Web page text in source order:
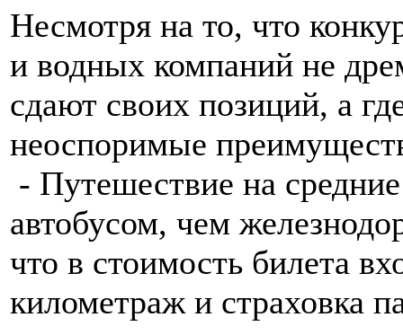
Несмотря на то, что
и водных компаний не
сдают своих позиций, а
неоспоримые
- Путешествие на
автобусом, чем
что в стоимость билета
километраж и страховка